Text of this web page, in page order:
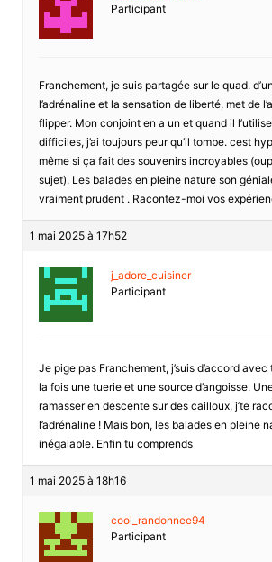
Participant
Franchement, je suis partagée sur le quad.
l’adrénaline et la sensation de liberté, met de
flipper. Mon conjoint en a un et quand il
difficiles, j’ai toujours peur qu’il tombe. cest
même si ça fait des souvenirs incroyables
sujet). Les balades en pleine nature son
vraiment prudent . Racontez-moi vos
1 mai 2025 à 17h52
j_adore_cuisiner
Participant
Je pige pas Franchement, j’suis d’accord
la fois une tuerie et une source d’angoisse.
ramasser en descente sur des cailloux, j’te
l’adrénaline ! Mais bon, les balades en pleine
inégalable. Enfin tu comprends
1 mai 2025 à 18h16
cool_randonnee94
Participant